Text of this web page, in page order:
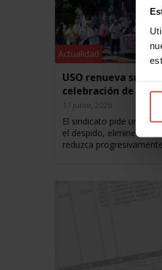
Actualidad
USO renueva sus
celebración de su
17 junio, 2026
El sindicato pide un
el despido, elimine el
reduzca